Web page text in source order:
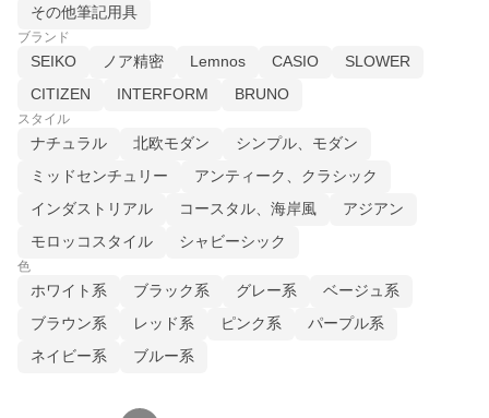
その他筆記用具
ブランド
SEIKO ノア精密 Lemnos CASIO
SLOWER
CITIZEN
INTERFORM BRUNO
スタイル
ナチュラル 北欧モダン
シンプル、モダン
ミッドセンチュリー
アンティーク、クラシック
インダストリアル
コースタル、海岸風
アジアン
モロッコスタイル
シャビーシック
色
ホワイト系 ブラック系 グレー系
ベージュ系
ブラウン系
レッド系 ピンク系
パープル系
ネイビー系
ブルー系